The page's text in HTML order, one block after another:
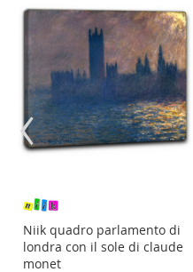
Niik quadro parlamento di
londra con il sole di claude
monet
‹